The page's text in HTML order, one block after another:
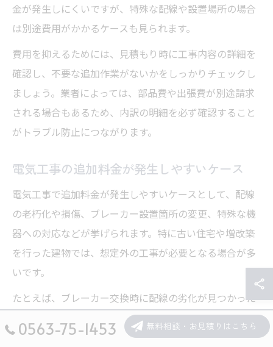
金が発生しにくいですが、特殊な配線や設置場所の場合
は別途費用がかかるケースも見られます。
費用を抑えるためには、見積もり時に工事内容の詳細を
確認し、不要な追加作業がないかをしっかりチェックし
ましょう。業者によっては、部品費や出張費が別途請求
される場合もあるため、内訳の明細を必ず確認すること
がトラブル防止につながります。
電気工事の追加料金が発生しやすいケース
電気工事で追加料金が発生しやすいケースとして、配線
の老朽化や損傷、ブレーカー設置箇所の変更、特殊な機
器への対応などが挙げられます。特に古い住宅や増改築
を行った建物では、想定外の工事が必要となる場合が多
いです。
たとえば、ブレーカー交換時に配線の劣化が見つかった
場合は、安全確保のために配線の補修や交換が必要とな
り、その分の費用が追加されることがあります。また、
0563-75-1453 無料相談・お見積りはこちら